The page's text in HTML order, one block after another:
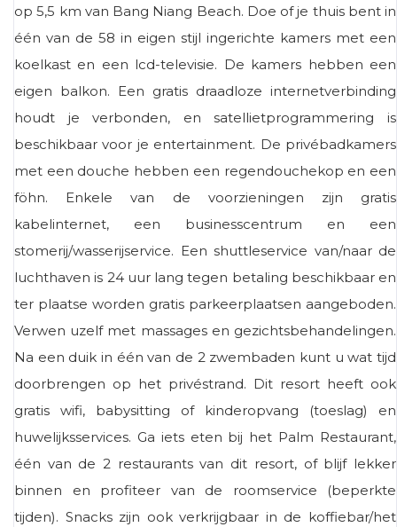
op 5,5 km van Bang Niang Beach. Doe of je thuis bent in
één van de 58 in eigen stijl ingerichte kamers met een
koelkast en een lcd-televisie. De kamers hebben een
eigen balkon. Een gratis draadloze internetverbinding
houdt je verbonden, en satellietprogrammering is
beschikbaar voor je entertainment. De privébadkamers
met een douche hebben een regendouchekop en een
föhn. Enkele van de voorzieningen zijn gratis
kabelinternet, een businesscentrum en een
stomerij/wasserijservice. Een shuttleservice van/naar de
luchthaven is 24 uur lang tegen betaling beschikbaar en
ter plaatse worden gratis parkeerplaatsen aangeboden.
Verwen uzelf met massages en gezichtsbehandelingen.
Na een duik in één van de 2 zwembaden kunt u wat tijd
doorbrengen op het privéstrand. Dit resort heeft ook
gratis wifi, babysitting of kinderopvang (toeslag) en
huwelijksservices. Ga iets eten bij het Palm Restaurant,
één van de 2 restaurants van dit resort, of blijf lekker
binnen en profiteer van de roomservice (beperkte
tijden). Snacks zijn ook verkrijgbaar in de koffiebar/het